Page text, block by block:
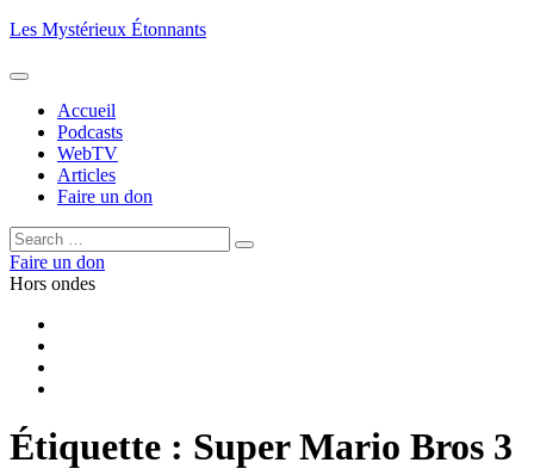
Aller
contenu
Les Mystérieux Étonnants
Accueil
Podcasts
WebTV
Articles
Faire un don
Rechercher :
Rechercher
Faire un don
Hors ondes
Étiquette : Super Mario Bros 3